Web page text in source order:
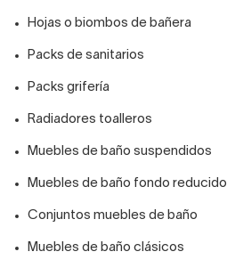
Hojas o biombos de bañera
Packs de sanitarios
Packs grifería
Radiadores toalleros
Muebles de baño suspendidos
Muebles de baño fondo reducido
Conjuntos muebles de baño
Muebles de baño clásicos